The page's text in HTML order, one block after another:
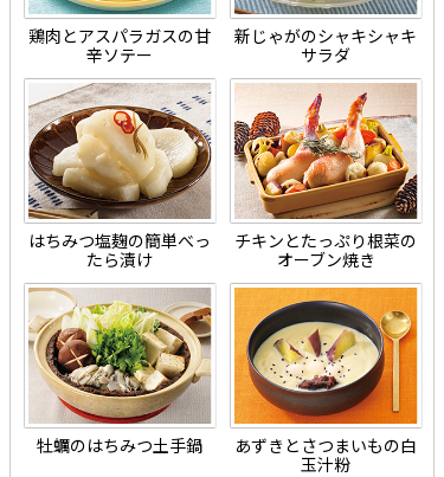
鶏肉とアスパラガスの甘
辛ソテー
新じゃがのシャキシャキ
サラダ
はちみつ塩麹の簡単べっ
たら漬け
チキンとたっぷり根菜の
オーブン焼き
牡蠣のはちみつ土手鍋
あずきとさつまいもの白
玉汁粉